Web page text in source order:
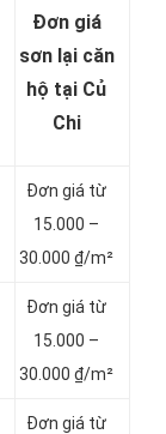
Đơn giá
sơn lại căn
hộ tại Củ
Chi
Đơn giá từ
15.000 –
30.000 ₫/m²
Đơn giá từ
15.000 –
30.000 ₫/m²
Đơn giá từ